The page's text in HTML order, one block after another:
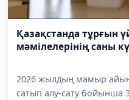
Қазақстанда тұрғын
мәмілелерінің саны
2026 жылдың мамыр
сатып алу-сату бойынша